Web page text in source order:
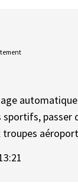
passer